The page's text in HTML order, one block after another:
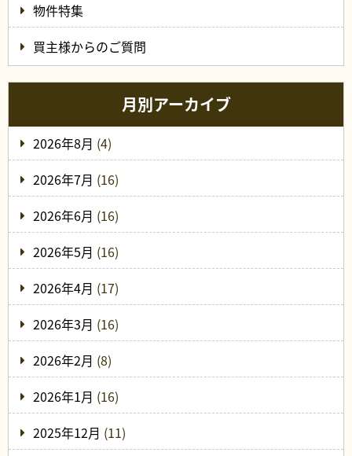
物件特集
買主様からのご質問
月別アーカイブ
2026年8月 (4)
2026年7月 (16)
2026年6月 (16)
2026年5月 (16)
2026年4月 (17)
2026年3月 (16)
2026年2月 (8)
2026年1月 (16)
2025年12月 (11)